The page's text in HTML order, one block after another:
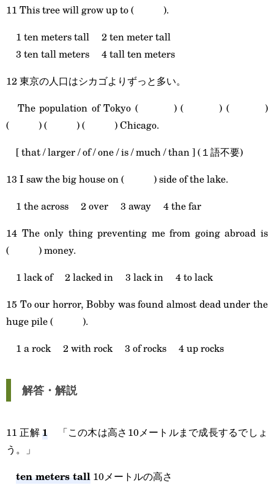
11 This tree will grow up to ( ).
1 ten meters tall 2 ten meter tall
3 ten tall meters 4 tall ten meters
12 東京の人口はシカゴよりずっと多い。
The population of Tokyo ( ) ( ) ( )
( ) ( ) ( ) Chicago.
[ that / larger / of / one / is / much / than ] (１語不要)
13 I saw the big house on ( ) side of the lake.
1 the across 2 over 3 away 4 the far
14 The only thing preventing me from going abroad is
( ) money.
1 lack of 2 lacked in 3 lack in 4 to lack
15 To our horror, Bobby was found almost dead under the
huge pile ( ).
1 a rock 2 with rock 3 of rocks 4 up rocks
解答・解説
11 正解 1 「この木は高さ10メートルまで成長するでしょ
う。」
ten meters tall 10メートルの高さ